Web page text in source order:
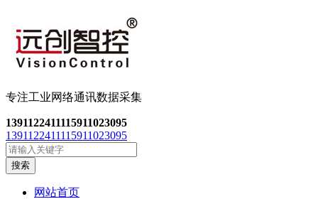
专注工业网络通讯数据采集
1391122411115911023095
1391122411115911023095
搜索
网站首页